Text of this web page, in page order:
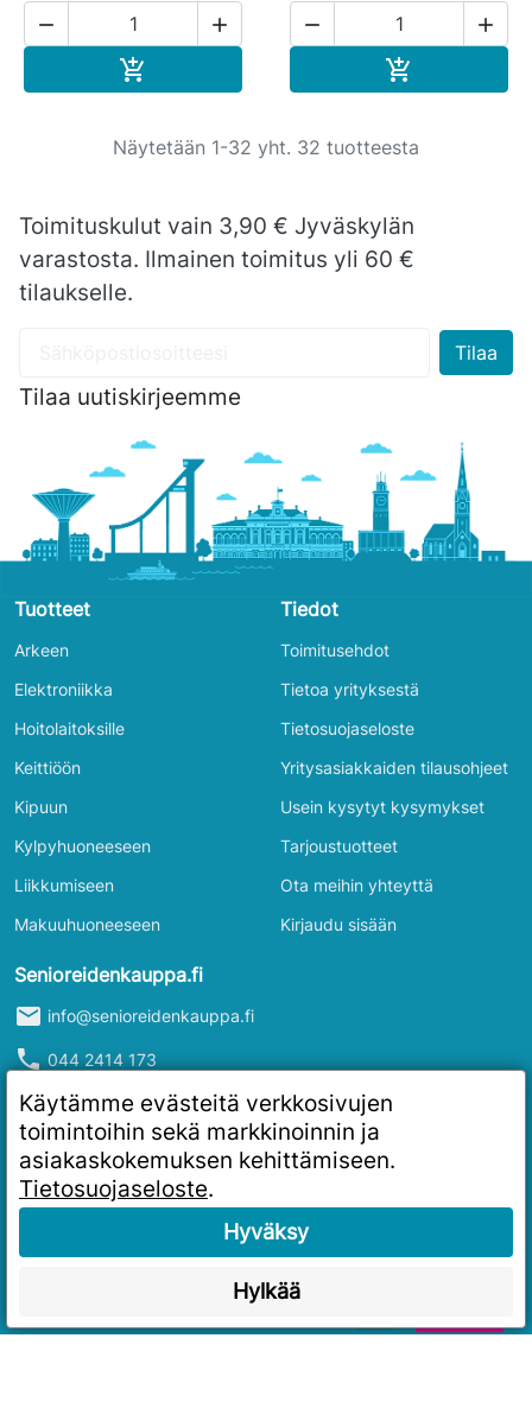
 

 

Näytetään 1-32 yht. 32 tuotteesta
Toimituskulut vain 3,90 € Jyväskylän
varastosta. Ilmainen toimitus yli 60 €
tilaukselle.
Tilaa uutiskirjeemme
Tuotteet
Arkeen
Elektroniikka
Hoitolaitoksille
Keittiöön
Kipuun
Kylpyhuoneeseen
Liikkumiseen
Makuuhuoneeseen
Tiedot
Toimitusehdot
Tietoa yrityksestä
Tietosuojaseloste
Yritysasiakkaiden tilausohjeet
Usein kysytyt kysymykset
Tarjoustuotteet
Ota meihin yhteyttä
Kirjaudu sisään
Senioreidenkauppa.fi
mail info@senioreidenkauppa.fi
phone 044 2414 173
infoY-tunnus: 2986916-4
Käytämme evästeitä verkkosivujen
toimintoihin sekä markkinoinnin ja
asiakaskokemuksen kehittämiseen.
Tietosuojaseloste.
Hyväksy
Hylkää